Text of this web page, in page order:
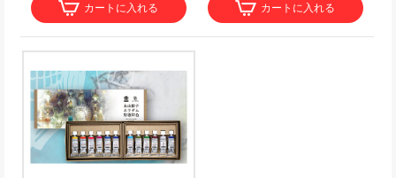
カートに入れる カートに入れる